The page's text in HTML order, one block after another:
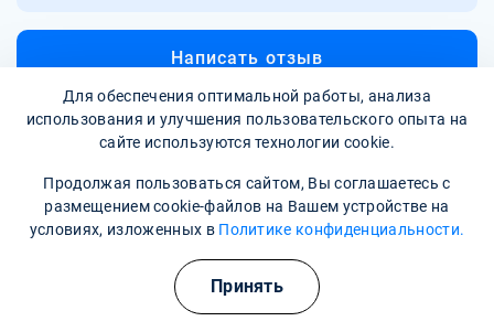
Написать отзыв
Полезные курсы
Для обеспечения оптимальной работы, анализа
использования и улучшения пользовательского опыта на
сайте используются технологии cookie.
Продолжая пользоваться сайтом, Вы соглашаетесь с
размещением cookie-файлов на Вашем устройстве на
условиях, изложенных в Политике конфиденциальности.
Принять